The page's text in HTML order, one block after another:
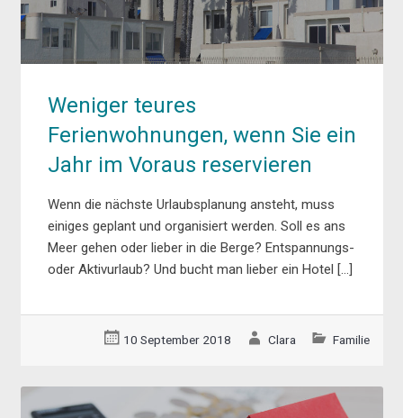
Weniger teures
Ferienwohnungen, wenn Sie ein
Jahr im Voraus reservieren
Wenn die nächste Urlaubsplanung ansteht, muss
einiges geplant und organisiert werden. Soll es ans
Meer gehen oder lieber in die Berge? Entspannungs-
oder Aktivurlaub? Und bucht man lieber ein Hotel […]
10 September 2018 Clara Familie